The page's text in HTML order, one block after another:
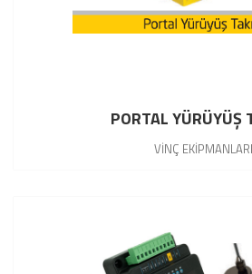
PORTAL YÜRÜYÜŞ
VİNÇ EKİPMANLARI